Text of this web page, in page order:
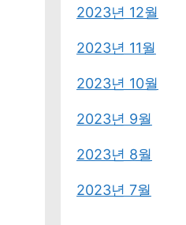
2023년 12월
2023년 11월
2023년 10월
2023년 9월
2023년 8월
2023년 7월